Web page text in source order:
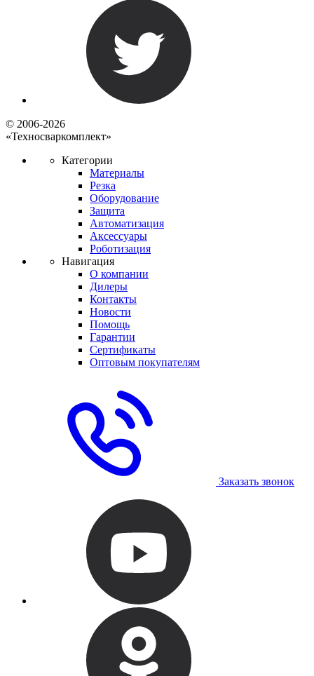
© 2006-2026
«Техносваркомплект»
Категории
Материалы
Резка
Оборудование
Защита
Автоматизация
Аксессуары
Роботизация
Навигация
О компании
Дилеры
Контакты
Новости
Помощь
Гарантии
Сертификаты
Оптовым покупателям
Заказать звонок